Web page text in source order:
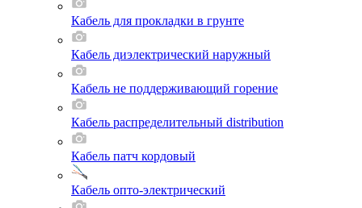
Кабель для прокладки в грунте
Кабель диэлектрический наружный
Кабель не поддерживающий горение
Кабель распределительный distribution
Кабель патч кордовый
Кабель опто-электрический